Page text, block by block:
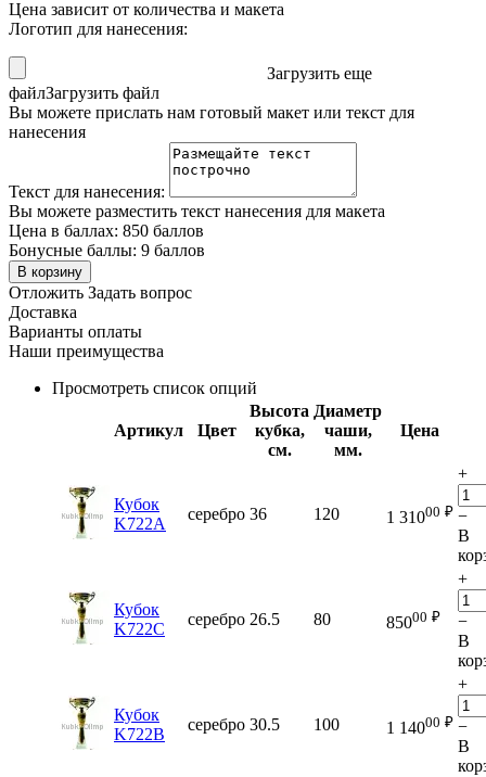
Цена зависит от количества и макета
Логотип для нанесения:
Загрузить еще
файлЗагрузить файл
Вы можете прислать нам готовый макет или текст для
нанесения
Текст для нанесения:
Вы можете разместить текст нанесения для макета
Цена в баллах: 850 баллов
Бонусные баллы: 9 баллов
В корзину
Отложить Задать вопрос
Доставка
Варианты оплаты
Наши преимущества
Просмотреть список опций
Артикул Цвет
Высота
кубка,
см.
Диаметр
чаши,
мм.
Цена
Кубок
K722A
серебро 36 120 1 31000 ₽
+
−
В
Кубок
K722C
серебро 26.5 80 85000 ₽
+
−
В
Кубок
K722B
серебро 30.5 100 1 14000 ₽
+
−
В